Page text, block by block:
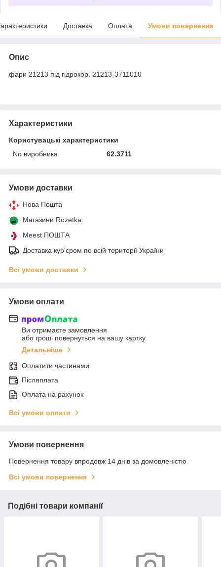
Доставка Оплата Умови повернення
Опис
фари 21213 під гідрокор. 21213-3711010
Характеристики
Користувацькі характеристики
No виробника
62.3711
Умови доставки
Нова Пошта
Магазини Rozetka
Meest ПОШТА
Доставка кур'єром по всій території України
Всі умови доставки
Умови оплати
Ви отримаєте замовлення
або гроші повернуться на вашу картку
Детальніше
Оплатити частинами
Післяплата
Оплата на рахунок
Всі умови оплати
Умови повернення
Повернення товару впродовж 14 днів за домовленістю
Всі умови повернення
Подібні товари компанії